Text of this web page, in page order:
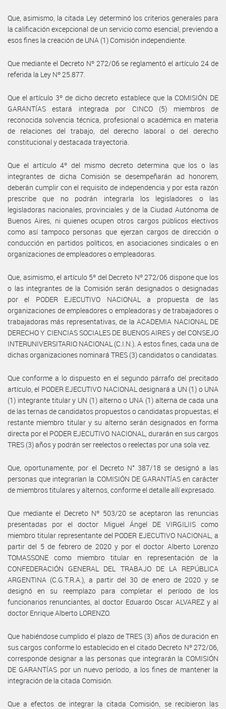
Que, asimismo, la citada Ley determinó los criterios generales para
la calificación excepcional de un servicio como esencial, previendo a
esos fines la creación de UNA (1) Comisión independiente.
Que mediante el Decreto Nº 272/06 se reglamentó el artículo 24 de
referida la Ley Nº 25.877.
Que el artículo 3º de dicho decreto establece que la COMISIÓN DE
GARANTÍAS estará integrada por CINCO (5) miembros de
reconocida solvencia técnica, profesional o académica en materia
de relaciones del trabajo, del derecho laboral o del derecho
constitucional y destacada trayectoria.
Que el artículo 4º del mismo decreto determina que los o las
integrantes de dicha Comisión se desempeñarán ad honorem,
deberán cumplir con el requisito de independencia y por esta razón
prescribe que no podrán integrarla los legisladores o las
legisladoras nacionales, provinciales y de la Ciudad Autónoma de
Buenos Aires, ni quienes ocupen otros cargos públicos electivos
como así tampoco personas que ejerzan cargos de dirección o
conducción en partidos políticos, en asociaciones sindicales o en
organizaciones de empleadores o empleadoras.
Que, asimismo, el artículo 5º del Decreto Nº 272/06 dispone que los
o las integrantes de la Comisión serán designados o designadas
por el PODER EJECUTIVO NACIONAL a propuesta de las
organizaciones de empleadores o empleadoras y de trabajadores o
trabajadoras más representativas, de la ACADEMIA NACIONAL DE
DERECHO Y CIENCIAS SOCIALES DE BUENOS AIRES y del CONSEJO
INTERUNIVERSITARIO NACIONAL (C.I.N.). A estos fines, cada una de
dichas organizaciones nominará TRES (3) candidatos o candidatas.
Que conforme a lo dispuesto en el segundo párrafo del precitado
artículo, el PODER EJECUTIVO NACIONAL designará a UN (1) o UNA
(1) integrante titular y UN (1) alterno o UNA (1) alterna de cada una
de las ternas de candidatos propuestos o candidatas propuestas; el
restante miembro titular y su alterno serán designados en forma
directa por el PODER EJECUTIVO NACIONAL, durarán en sus cargos
TRES (3) años y podrán ser reelectos o reelectas por una sola vez.
Que, oportunamente, por el Decreto N° 387/18 se designó a las
personas que integrarían la COMISIÓN DE GARANTÍAS en carácter
de miembros titulares y alternos, conforme el detalle allí expresado.
Que mediante el Decreto Nº 503/20 se aceptaron las renuncias
presentadas por el doctor Miguel Ángel DE VIRGILIIS como
miembro titular representante del PODER EJECUTIVO NACIONAL, a
partir del 5 de febrero de 2020 y por el doctor Alberto Lorenzo
TOMASSONE como miembro titular en representación de la
CONFEDERACIÓN GENERAL DEL TRABAJO DE LA REPÚBLICA
ARGENTINA (C.G.T.R.A.), a partir del 30 de enero de 2020 y se
designó en su reemplazo para completar el período de los
funcionarios renunciantes, al doctor Eduardo Oscar ALVAREZ y al
doctor Enrique Alberto LORENZO.
Que habiéndose cumplido el plazo de TRES (3) años de duración en
sus cargos conforme lo establecido en el citado Decreto Nº 272/06,
corresponde designar a las personas que integrarán la COMISIÓN
DE GARANTÍAS por un nuevo período, a los fines de mantener la
integración de la citada Comisión.
Que a efectos de integrar la citada Comisión, se recibieron las